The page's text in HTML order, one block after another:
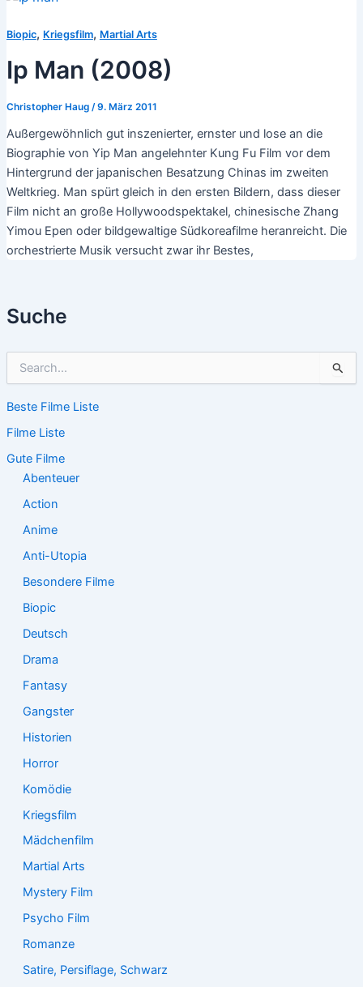
Suche
h
n
n
Beste Filme Liste
Filme Liste
Gute Filme
Abenteuer
Action
Anime
Anti-Utopia
Besondere Filme
Biopic
Deutsch
Drama
Fantasy
Gangster
Historien
Horror
Komödie
Kriegsfilm
Mädchenfilm
Martial Arts
Mystery Film
Psycho Film
Romanze
Satire, Persiflage, Schwarz
Biopic, Kriegsfilm, Martial Arts
Ip Man (2008)
Christopher Haug /9. März 2011
Außergewöhnlich gut inszenierter, ernster und lose an die
Biographie von Yip Man angelehnter Kung Fu Film vor dem
Hintergrund der japanischen Besatzung Chinas im zweiten
Weltkrieg. Man spürt gleich in den ersten Bildern, dass dieser
Film nicht an große Hollywoodspektakel, chinesische Zhang
Yimou Epen oder bildgewaltige Südkoreafilme heranreicht. Die
orchestrierte Musik versucht zwar ihr Bestes,